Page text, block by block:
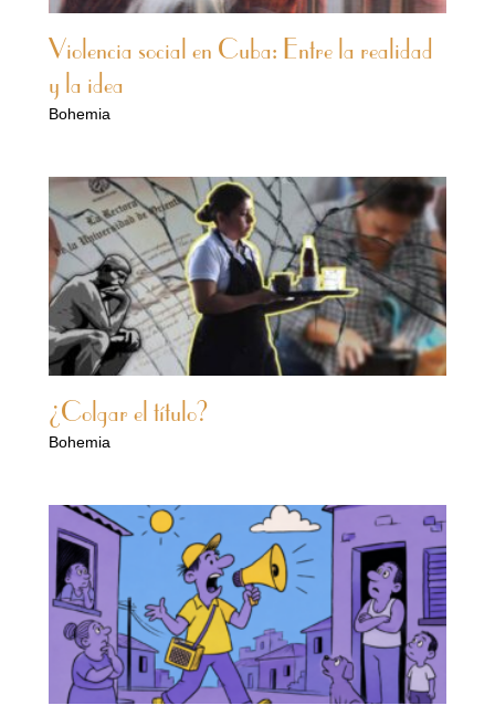
Violencia social en Cuba: Entre la realidad
y la idea
Bohemia
¿Colgar el título?
Bohemia